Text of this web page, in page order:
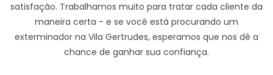
satisfação. Trabalhamos muito para tratar cada cliente da
maneira certa - e se você está procurando um
exterminador na Vila Gertrudes, esperamos que nos dê a
chance de ganhar sua confiança.